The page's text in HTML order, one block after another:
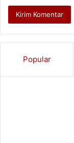
Popular